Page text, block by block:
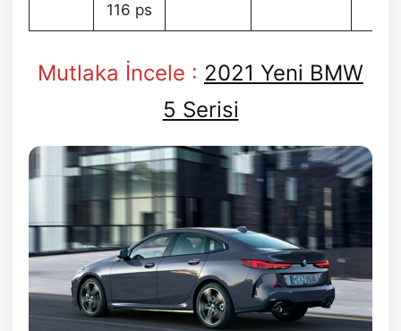
116 ps
Mutlaka İncele : 2021 Yeni BMW
5 Serisi